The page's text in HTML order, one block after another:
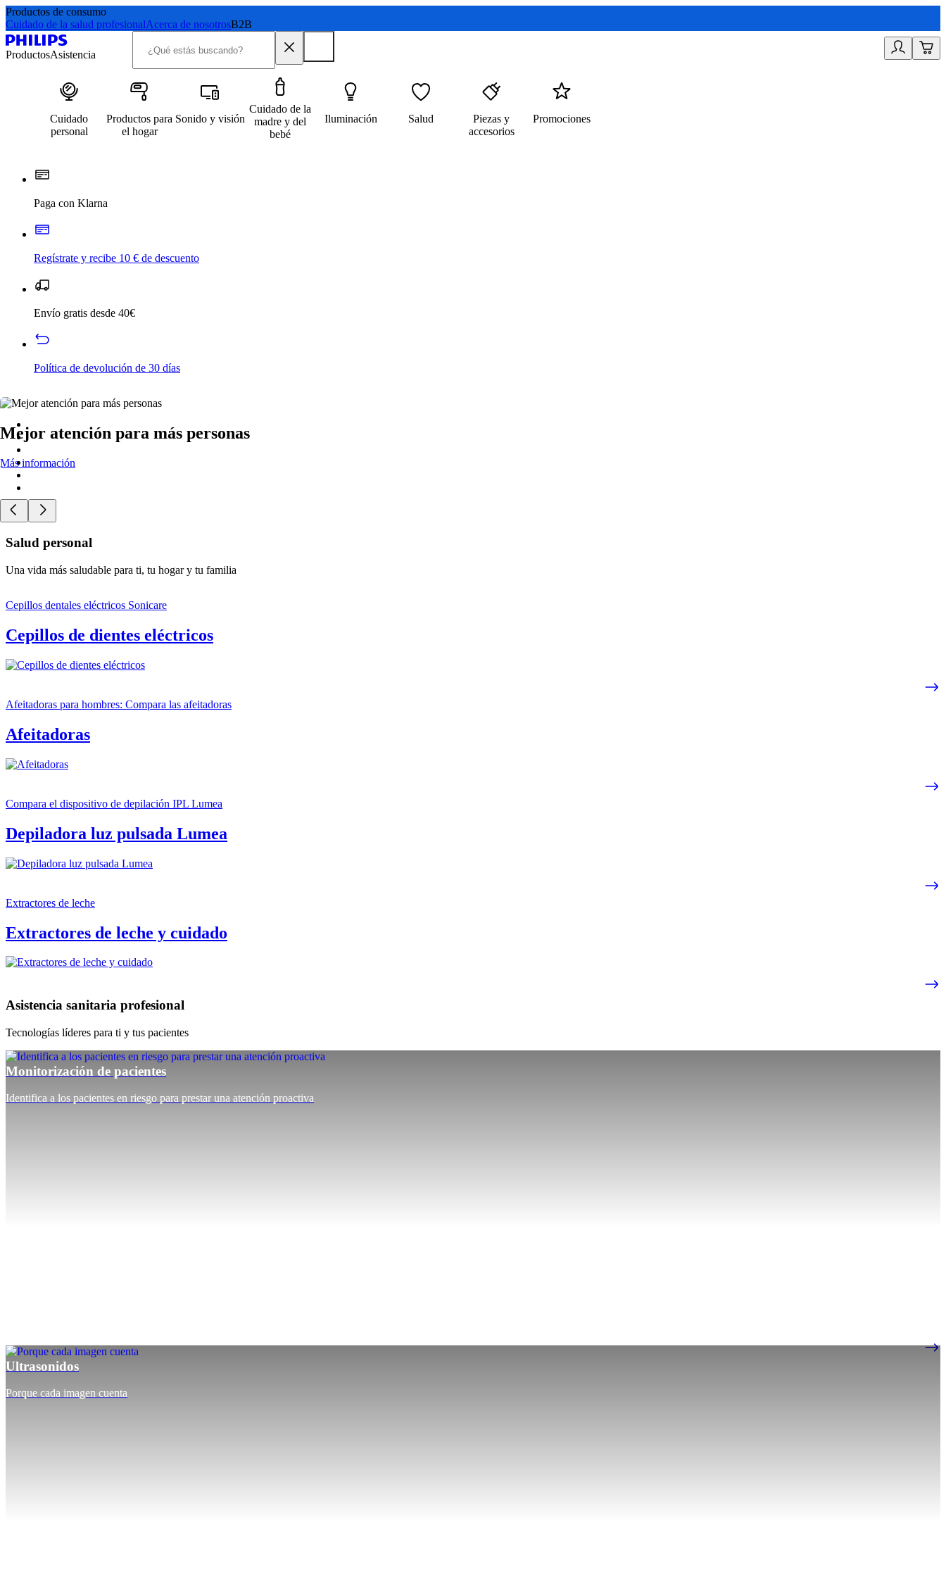
Productos de consumo
Cuidado de la salud profesionalAcerca de nosotrosB2B
ProductosAsistencia
Cuidado
personal
Productos para
el hogar
Sonido y visión
Cuidado de la
madre y del
bebé
Iluminación Salud
Piezas y
accesorios
Promociones
Paga con Klarna
Regístrate y recibe 10 € de descuento
Envío gratis desde 40€
Política de devolución de 30 días
Mejor atención para más personas
Más información
Salud personal
Una vida más saludable para ti, tu hogar y tu familia
Cepillos dentales eléctricos Sonicare
Cepillos de dientes eléctricos
Afeitadoras para hombres: Compara las afeitadoras
Afeitadoras
Compara el dispositivo de depilación IPL Lumea
Depiladora luz pulsada Lumea
Extractores de leche
Extractores de leche y cuidado
Asistencia sanitaria profesional
Tecnologías líderes para ti y tus pacientes
Monitorización de pacientes
Identifica a los pacientes en riesgo para prestar una atención proactiva
Ultrasonidos
Porque cada imagen cuenta